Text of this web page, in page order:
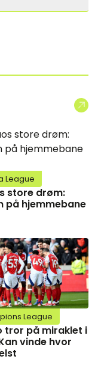
League
store drøm:
på hjemmebane
League
tror på miraklet i
vinde hvor